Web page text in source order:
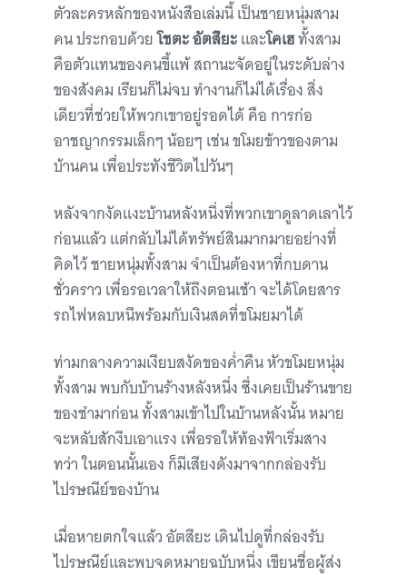
ตัวละครหลักของหนังสือเล่มนี้ เป็นชายหนุ่มสาม
คน ประกอบด้วยโชตะ อัตสึยะและโคเฮทั้งสาม
คือตัวแทนของคนขี้แพ้ สถานะจัดอยู่ในระดับล่าง
ของสังคม เรียนก็ไม่จบ ทำงานก็ไม่ได้เรื่อง สิ่ง
เดียวที่ช่วยให้พวกเขาอยู่รอดได้ คือ การก่อ
อาชญากรรมเล็กๆ น้อยๆ เช่น ขโมยข้าวของตาม
บ้านคน เพื่อประทังชีวิตไปวันๆ
หลังจากงัดแงะบ้านหลังหนึ่งที่พวกเขาดูลาดเลาไว้
ก่อนแล้ว แต่กลับไม่ได้ทรัพย์สินมากมายอย่างที่
คิดไว้ ชายหนุ่มทั้งสาม จำเป็นต้องหาที่กบดาน
ชั่วคราว เพื่อรอเวลาให้ถึงตอนเช้า จะได้โดยสาร
รถไฟหลบหนีพร้อมกับเงินสดที่ขโมยมาได้
ท่ามกลางความเงียบสงัดของค่ำคืน หัวขโมยหนุ่ม
ทั้งสาม พบกับบ้านร้างหลังหนึ่ง ซึ่งเคยเป็นร้านขาย
ของชำมาก่อน ทั้งสามเข้าไปในบ้านหลังนั้น หมาย
จะหลับสักงีบเอาแรง เพื่อรอให้ท้องฟ้าเริ่มสาง
ทว่า ในตอนนั้นเอง ก็มีเสียงดังมาจากกล่องรับ
ไปรษณีย์ของบ้าน
เมื่อหายตกใจแล้ว อัตสึยะ เดินไปดูที่กล่องรับ
ไปรษณีย์และพบจดหมายฉบับหนึ่ง เขียนชื่อผู้ส่ง